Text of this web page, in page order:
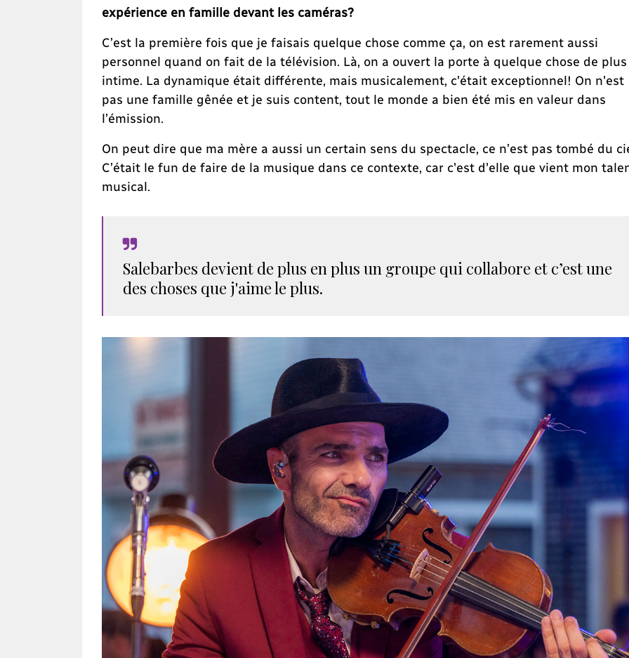
expérience en famille devant les caméras?
C’est la première fois que je faisais quelque chose comme ça, on est rarement aussi
personnel quand on fait de la télévision. Là, on a ouvert la porte à quelque chose de plus
intime. La dynamique était différente, mais musicalement, c'était exceptionnel! On n'est
pas une famille gênée et je suis content, tout le monde a bien été mis en valeur dans
l’émission.
On peut dire que ma mère a aussi un certain sens du spectacle, ce n’est pas tombé du
C’était le fun de faire de la musique dans ce contexte, car c'est d'elle que vient mon
musical.
Salebarbes devient de plus en plus un groupe qui collabore et c’est une
des choses que j'aime le plus.